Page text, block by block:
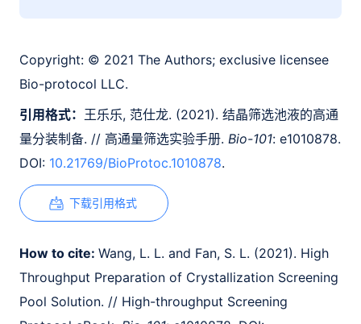
Copyright: © 2021 The Authors; exclusive licensee
Bio-protocol LLC.
引用格式： 王乐乐, 范仕龙. (2021). 结晶筛选池液的高通
量分装制备. // 高通量筛选实验手册. Bio-101: e1010878.
DOI: 10.21769/BioProtoc.1010878.
下载引用格式
How to cite: Wang, L. L. and Fan, S. L. (2021). High
Throughput Preparation of Crystallization Screening
Pool Solution. // High-throughput Screening